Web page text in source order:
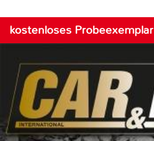
kostenloses Probeexemplar